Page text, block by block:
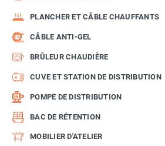
PLANCHER ET CÂBLE CHAUFFANTS
CÂBLE ANTI-GEL
BRÛLEUR CHAUDIÈRE
CUVE ET STATION DE DISTRIBUTION
POMPE DE DISTRIBUTION
BAC DE RÉTENTION
MOBILIER D'ATELIER